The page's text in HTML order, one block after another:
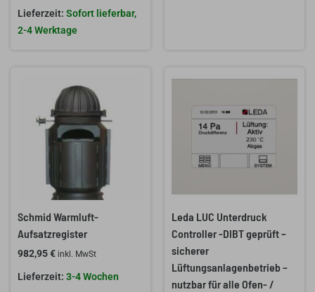
Sofort lieferbar,
2-4 Werktage
Schmid Warmluft-
Aufsatzregister
982,95€ inkl. MwSt
3-4 Wochen
Leda LUC Unterdruck
Controller -DIBT geprüft –
sicherer
Lüftungsanlagenbetrieb –
nutzbar für alle Ofen- /
1.389,00 €1.199,00 €.